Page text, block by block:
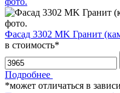
Фасад 3302 MK Гранит
в стоимость*
Подробнее
*может отличаться в